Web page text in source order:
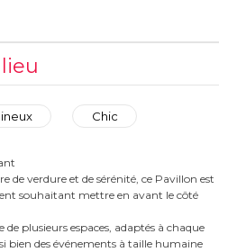
Chic
de verdure et de sérénité, ce Pavillon est
souhaitant mettre en avant le côté
plusieurs espaces, adaptés à chaque
bien des événements à taille humaine